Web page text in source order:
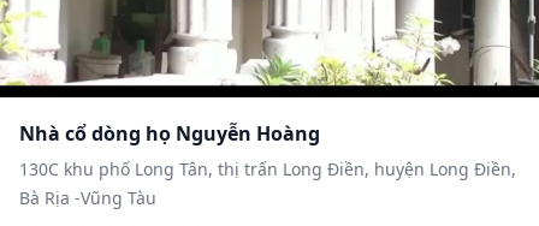
Nhà cổ dòng họ Nguyễn Hoàng
130C khu phố Long Tân, thị trấn Long Điền, huyện Long Điền,
Bà Rịa -Vũng Tàu